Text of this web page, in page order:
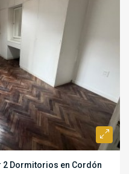
2 Dormitorios en Cordón